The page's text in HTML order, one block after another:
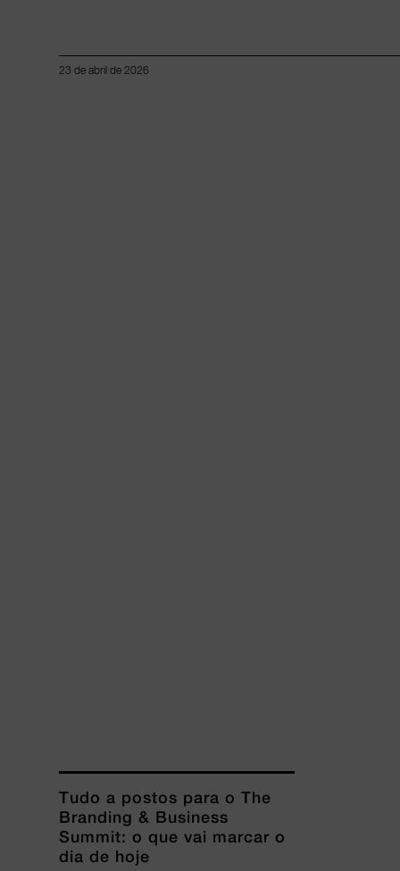
23 de abril de 2026
Tudo a postos para o The
Branding & Business
Summit: o que vai marcar o
dia de hoje